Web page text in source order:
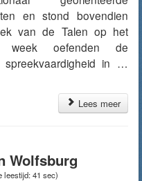
en stond bovendien
van de Talen op het
week oefenden de
in …
Lees meer
Wolfsburg
leestijd: 41 sec)